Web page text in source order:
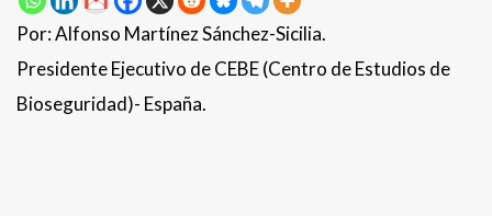
Por: Alfonso Martínez Sánchez-Sicilia.
Presidente Ejecutivo de CEBE (Centro de Estudios de
Bioseguridad)- España.